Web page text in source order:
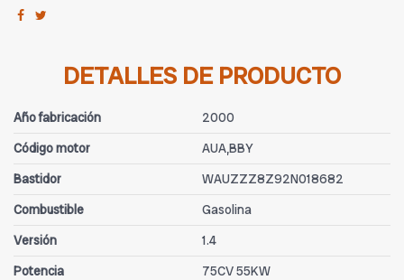
DETALLES DE PRODUCTO
Año fabricación
2000
Código motor
AUA,BBY
Bastidor
WAUZZZ8Z92N018682
Combustible
Gasolina
Versión
1.4
Potencia
75CV 55KW